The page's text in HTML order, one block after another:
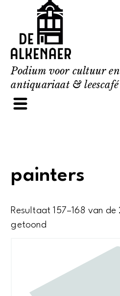
content
Podium voor cultuur en
antiquariaat & leescafé
painters
Resultaat 157–168 van
getoond